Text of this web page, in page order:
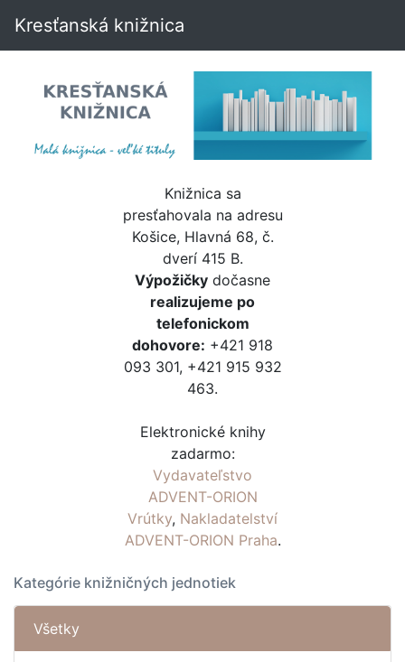
Kresťanská knižnica
Knižnica sa
presťahovala na adresu
Košice, Hlavná 68, č.
dverí 415 B.
Výpožičky dočasne
realizujeme po
telefonickom
dohovore: +421 918
093 301, +421 915 932
463.
Elektronické knihy
zadarmo:
Vydavateľstvo
ADVENT-ORION
Vrútky, Nakladatelství
ADVENT-ORION Praha.
Kategórie knižničných jednotiek
Všetky